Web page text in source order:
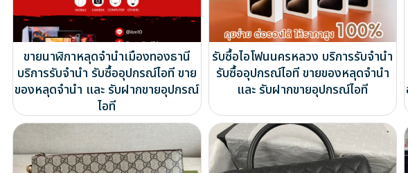
ขายนาฬิกาหลุดจำนำเมืองทองธานี
บริการรับจำนำ รับซื้ออุปกรณ์ไอที ขาย
ของหลุดจำนำ และ รับฝากขายอุปกรณ์
ไอที
รับซื้อไอโฟนนครหลวง บริการรับจำนำ
รับซื้ออุปกรณ์ไอที ขายของหลุดจำนำ
และ รับฝากขายอุปกรณ์ไอที